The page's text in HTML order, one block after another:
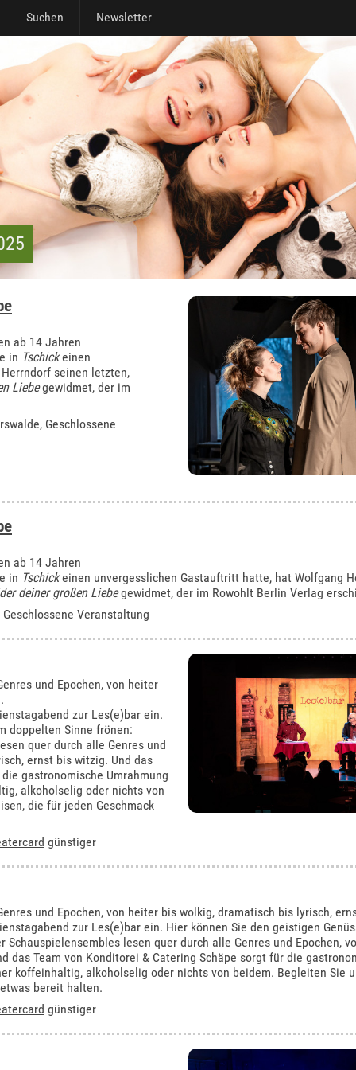
Suchen Newsletter
ab 14 Jahren
in Tschickeinen
seinen letzten,
Liebegewidmet, der im
, Geschlossene
ab 14 Jahren
in Tschickeinen unvergesslichen Gastauftritt hatte, hat Wolfgang
deiner großen Liebegewidmet, der im Rowohlt Berlin Verlag
Geschlossene Veranstaltung
und Epochen, von heiter
zur Les(e)bar ein.
doppelten Sinne frönen:
quer durch alle Genres und
ernst bis witzig. Und das
gastronomische Umrahmung
alkoholselig oder nichts von
die für jeden Geschmack
günstiger
und Epochen, von heiter bis wolkig, dramatisch bis lyrisch,
zur Les(e)bar ein. Hier können Sie den geistigen
lesen quer durch alle Genres und Epochen,
das Team von Konditorei & Catering Schäpe sorgt für die
koffeinhaltig, alkoholselig oder nichts von beidem. Begleiten Sie
bereit halten.
günstiger